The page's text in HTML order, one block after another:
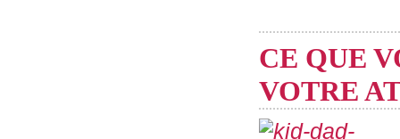
CE QUE
VOTRE